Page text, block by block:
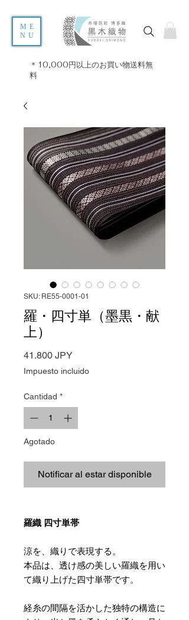
ME
NU
＊10,000円以上のお買い物送料無
料
SKU: RE55-0001-01
羅・四寸単（墨黒・献
上）
41.800 JPYPrecio
Impuesto incluido
Cantidad *
Agotado
Notificar al estar disponible
羅織 四寸単帯
涼を、織りで表現する。
本品は、透け感の美しい羅織を用い
て織り上げた四寸単帯です。
経糸の間隔を活かした独特の構造に